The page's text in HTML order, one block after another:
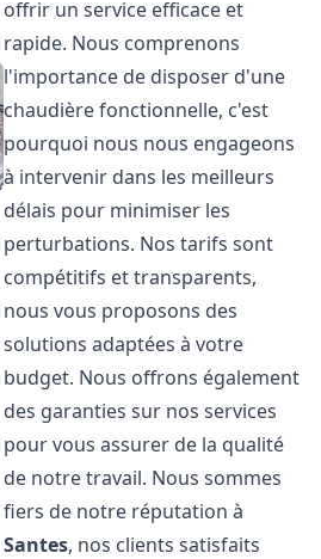
offrir un service efficace et
rapide. Nous comprenons
l'importance de disposer d'une
chaudière fonctionnelle, c'est
pourquoi nous nous engageons
à intervenir dans les meilleurs
délais pour minimiser les
perturbations. Nos tarifs sont
compétitifs et transparents,
nous vous proposons des
solutions adaptées à votre
budget. Nous offrons également
des garanties sur nos services
pour vous assurer de la qualité
de notre travail. Nous sommes
fiers de notre réputation à
Santes, nos clients satisfaits